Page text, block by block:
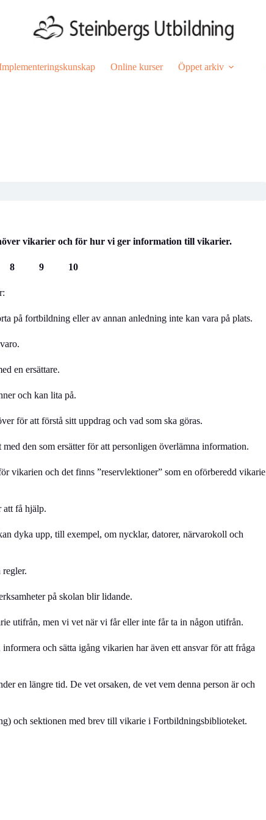
Online kurser Öppet arkiv
vikarier och för hur vi ger information till vikarier.
9 10
på fortbildning eller av annan anledning inte kan vara på plats.
en ersättare.
och kan lita på.
för att förstå sitt uppdrag och vad som ska göras.
den som ersätter för att personligen överlämna information.
vikarien och det finns ”reservlektioner” som en oförberedd vikarie
att få hjälp.
dyka upp, till exempel, om nycklar, datorer, närvarokoll och
på skolan blir lidande.
utifrån, men vi vet när vi får eller inte får ta in någon utifrån.
och sätta igång vikarien har även ett ansvar för att fråga
en längre tid. De vet orsaken, de vet vem denna person är och
och sektionen med brev till vikarie i Fortbildningsbiblioteket.